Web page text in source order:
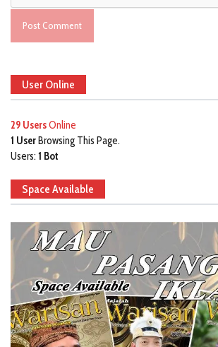
User Online
29 UsersOnline
1 UserBrowsing This Page.
Users: 1 Bot
Space Available